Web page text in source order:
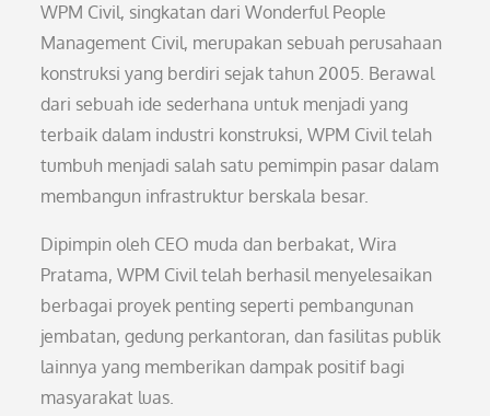
WPM Civil, singkatan dari Wonderful People
Management Civil, merupakan sebuah perusahaan
konstruksi yang berdiri sejak tahun 2005. Berawal
dari sebuah ide sederhana untuk menjadi yang
terbaik dalam industri konstruksi, WPM Civil telah
tumbuh menjadi salah satu pemimpin pasar dalam
membangun infrastruktur berskala besar.
Dipimpin oleh CEO muda dan berbakat, Wira
Pratama, WPM Civil telah berhasil menyelesaikan
berbagai proyek penting seperti pembangunan
jembatan, gedung perkantoran, dan fasilitas publik
lainnya yang memberikan dampak positif bagi
masyarakat luas.